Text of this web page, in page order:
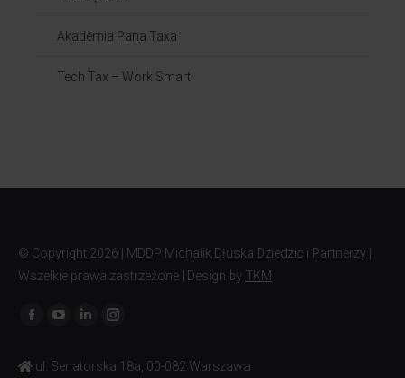
Akademia Pana Taxa
Tech Tax – Work Smart
© Copyright 2026 | MDDP Michalik Dłuska Dziedzic i Partnerzy |
Wszelkie prawa zastrzeżone | Design by TKM
Znajdź nas na:
ul. Senatorska 18a, 00-082 Warszawa